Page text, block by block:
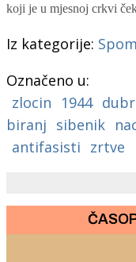
koji je u mjesnoj crkvi
Iz kategorije:
Označeno u:
zlocin
1944
biranj sibenik
antifasisti zrtve